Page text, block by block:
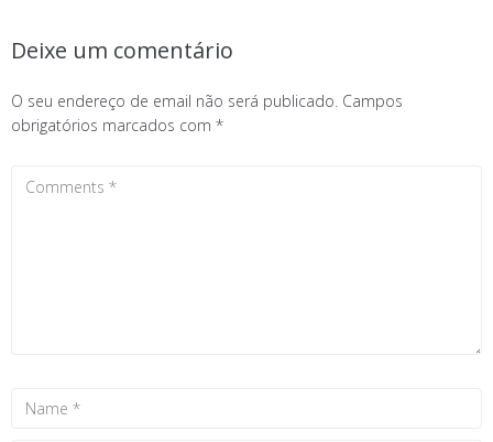
Deixe um comentário
O seu endereço de email não será publicado. Campos
obrigatórios marcados com *